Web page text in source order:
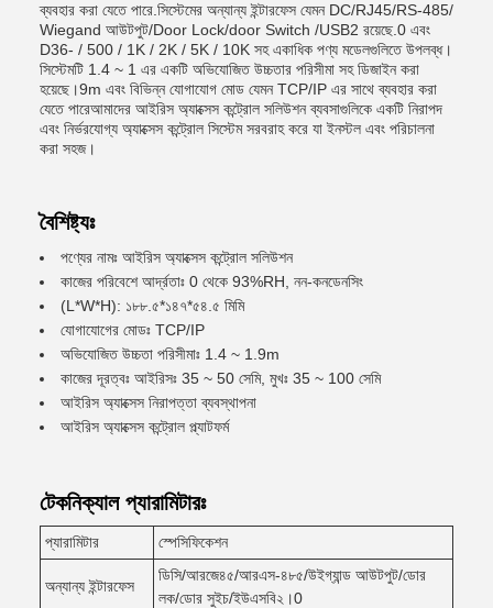
ব্যবহার করা যেতে পারে.সিস্টেমের অন্যান্য ইন্টারফেস যেমন DC/RJ45/RS-485/
Wiegand আউটপুট/Door Lock/door Switch /USB2 রয়েছে.0 এবং
D36- / 500 / 1K / 2K / 5K / 10K সহ একাধিক পণ্য মডেলগুলিতে উপলব্ধ।
সিস্টেমটি 1.4 ~ 1 এর একটি অভিযোজিত উচ্চতার পরিসীমা সহ ডিজাইন করা
হয়েছে।9m এবং বিভিন্ন যোগাযোগ মোড যেমন TCP/IP এর সাথে ব্যবহার করা
যেতে পারেআমাদের আইরিস অ্যাক্সেস কন্ট্রোল সলিউশন ব্যবসাগুলিকে একটি নিরাপদ
এবং নির্ভরযোগ্য অ্যাক্সেস কন্ট্রোল সিস্টেম সরবরাহ করে যা ইনস্টল এবং পরিচালনা
করা সহজ।
বৈশিষ্ট্যঃ
পণ্যের নামঃ আইরিস অ্যাক্সেস কন্ট্রোল সলিউশন
কাজের পরিবেশে আর্দ্রতাঃ 0 থেকে 93%RH, নন-কনডেনসিং
(L*W*H): ১৮৮.৫*১৪৭*৫৪.৫ মিমি
যোগাযোগের মোডঃ TCP/IP
অভিযোজিত উচ্চতা পরিসীমাঃ 1.4 ~ 1.9m
কাজের দূরত্বঃ আইরিসঃ 35 ~ 50 সেমি, মুখঃ 35 ~ 100 সেমি
আইরিস অ্যাক্সেস নিরাপত্তা ব্যবস্থাপনা
আইরিস অ্যাক্সেস কন্ট্রোল প্ল্যাটফর্ম
টেকনিক্যাল প্যারামিটারঃ
প্যারামিটার স্পেসিফিকেশন
অন্যান্য ইন্টারফেস
ডিসি/আরজে৪৫/আরএস-৪৮৫/উইগ্যান্ড আউটপুট/ডোর
লক/ডোর সুইচ/ইউএসবি২।0